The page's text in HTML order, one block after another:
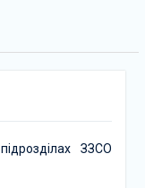
ЗЗСО